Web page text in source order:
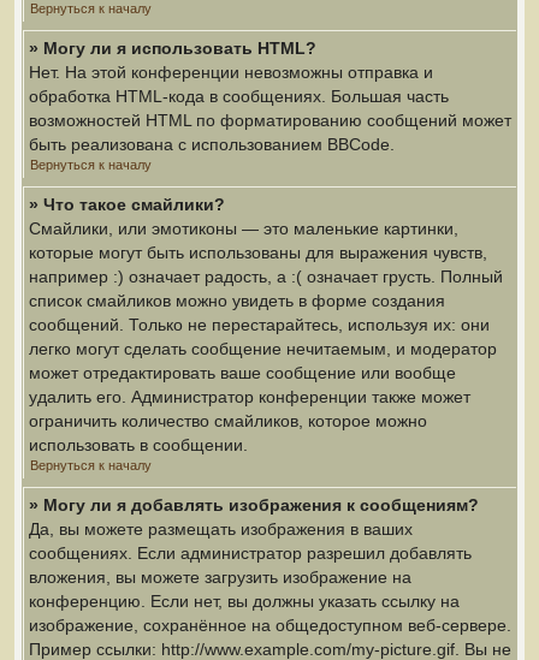
Вернуться к началу
» Могу ли я использовать HTML?
Нет. На этой конференции невозможны отправка и
обработка HTML-кода в сообщениях. Большая часть
возможностей HTML по форматированию сообщений может
быть реализована с использованием BBCode.
Вернуться к началу
» Что такое смайлики?
Смайлики, или эмотиконы — это маленькие картинки,
которые могут быть использованы для выражения чувств,
например :) означает радость, а :( означает грусть. Полный
список смайликов можно увидеть в форме создания
сообщений. Только не перестарайтесь, используя их: они
легко могут сделать сообщение нечитаемым, и модератор
может отредактировать ваше сообщение или вообще
удалить его. Администратор конференции также может
ограничить количество смайликов, которое можно
использовать в сообщении.
Вернуться к началу
» Могу ли я добавлять изображения к сообщениям?
Да, вы можете размещать изображения в ваших
сообщениях. Если администратор разрешил добавлять
вложения, вы можете загрузить изображение на
конференцию. Если нет, вы должны указать ссылку на
изображение, сохранённое на общедоступном веб-сервере.
Пример ссылки: http://www.example.com/my-picture.gif. Вы не